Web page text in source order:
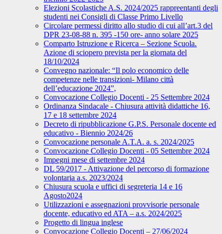
Elezioni Scolastiche A.S. 2024/2025 rappreentanti degli
studenti nei Consigli di Classe Primo Livello
Circolare permessi diritto allo studio di cui all’art.3 del
DPR 23-08-88 n. 395 -150 ore- anno solare 2025
Comparto Istruzione e Ricerca – Sezione Scuola.
Azione di sciopero prevista per la giornata del
18/10/2024
Convegno nazionale: “Il polo economico delle
competenze nelle transizioni- Milano città
dell’educazione 2024”,
Convocazione Collegio Docenti - 25 Settembre 2024
Ordinanza Sindacale - Chiusura attività didattiche 16,
17 e 18 settembre 2024
Decreto di ripubblicazione G.P.S. Personale docente ed
educativo - Biennio 2024/26
Convocazione personale A.T.A. a. s. 2024/2025
Convocazione Collegio Docenti - 05 Settembre 2024
Impegni mese di settembre 2024
DL 59/2017 - Attivazione del percorso di formazione
volontaria a.s. 2023/2024
Chiusura scuola e uffici di segreteria 14 e 16
Agosto2024
Utilizzazioni e assegnazioni provvisorie personale
docente, educativo ed ATA – a.s. 2024/2025
Progetto di lingua inglese
Convocazione Collegio Docenti – 27/06/2024